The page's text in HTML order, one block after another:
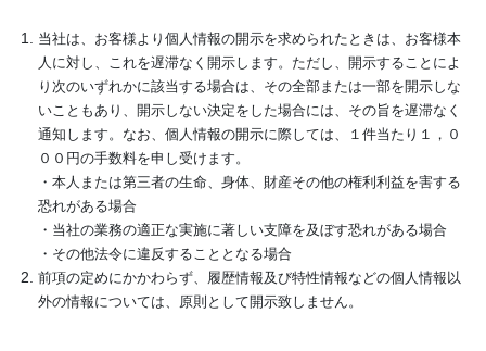
当社は、お客様より個人情報の開示を求められたときは、お客様本
人に対し、これを遅滞なく開示します。ただし、開示することによ
り次のいずれかに該当する場合は、その全部または一部を開示しな
いこともあり、開示しない決定をした場合には、その旨を遅滞なく
通知します。なお、個人情報の開示に際しては、１件当たり１，０
００円の手数料を申し受けます。
・本人または第三者の生命、身体、財産その他の権利利益を害する
恐れがある場合
・当社の業務の適正な実施に著しい支障を及ぼす恐れがある場合
・その他法令に違反することとなる場合
前項の定めにかかわらず、履歴情報及び特性情報などの個人情報以
外の情報については、原則として開示致しません。